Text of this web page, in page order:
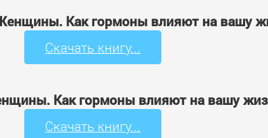
Как гормоны влияют на вашу
Скачать книгу...
Как гормоны влияют на вашу
Скачать книгу...